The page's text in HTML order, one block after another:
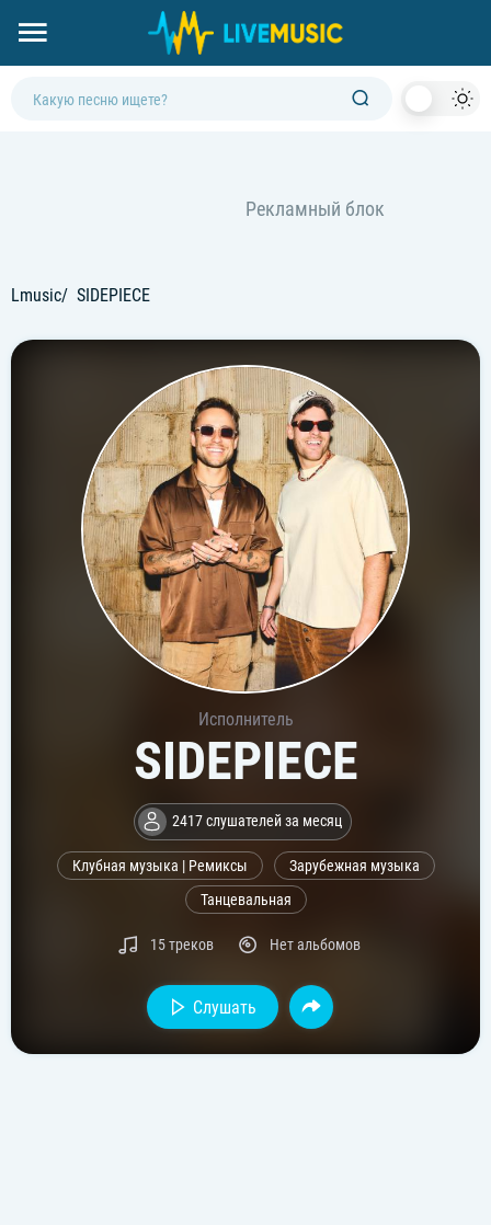
Lmusic SIDEPIECE
Исполнитель
SIDEPIECE
2417 слушателей за месяц
Клубная музыка | Ремиксы
Зарубежная музыка
Танцевальная
15 треков Нет альбомов
Слушать